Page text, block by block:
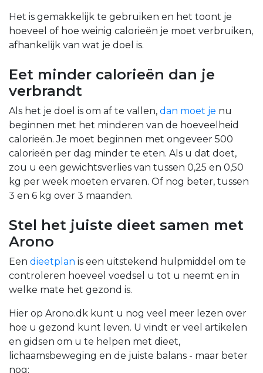
Het is gemakkelijk te gebruiken en het toont je
hoeveel of hoe weinig calorieën je moet verbruiken,
afhankelijk van wat je doel is.
Eet minder calorieën dan je
verbrandt
Als het je doel is om af te vallen, dan moet je nu
beginnen met het minderen van de hoeveelheid
calorieën. Je moet beginnen met ongeveer 500
calorieën per dag minder te eten. Als u dat doet,
zou u een gewichtsverlies van tussen 0,25 en 0,50
kg per week moeten ervaren. Of nog beter, tussen
3 en 6 kg over 3 maanden.
Stel het juiste dieet samen met
Arono
Een dieetplan is een uitstekend hulpmiddel om te
controleren hoeveel voedsel u tot u neemt en in
welke mate het gezond is.
Hier op Arono.dk kunt u nog veel meer lezen over
hoe u gezond kunt leven. U vindt er veel artikelen
en gidsen om u te helpen met dieet,
lichaamsbeweging en de juiste balans - maar beter
nog: